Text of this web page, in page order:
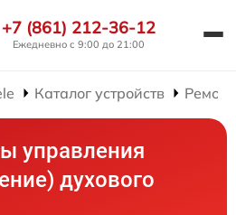
+7 (861) 212-36-12
Ежедневно с 9:00 до 21:00
Каталог устройств
управления
духового